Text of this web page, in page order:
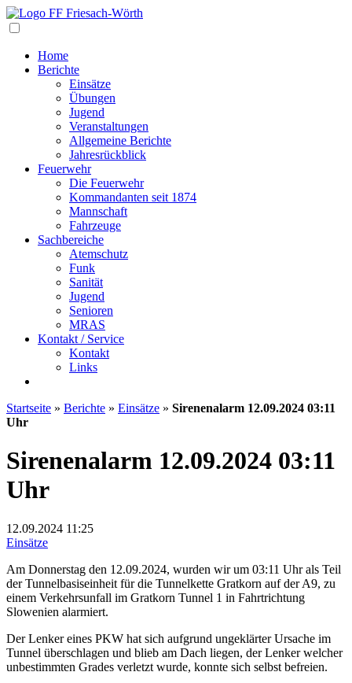
Home
Berichte
Einsätze
Übungen
Jugend
Veranstaltungen
Allgemeine Berichte
Jahresrückblick
Feuerwehr
Die Feuerwehr
Kommandanten seit 1874
Mannschaft
Fahrzeuge
Sachbereiche
Atemschutz
Funk
Sanität
Jugend
Senioren
MRAS
Kontakt / Service
Kontakt
Links
Startseite » Berichte » Einsätze » Sirenenalarm 12.09.2024 03:11
Uhr
Sirenenalarm 12.09.2024 03:11
Uhr
12.09.2024 11:25
Einsätze
Am Donnerstag den 12.09.2024, wurden wir um 03:11 Uhr als Teil
der Tunnelbasiseinheit für die Tunnelkette Gratkorn auf der A9, zu
einem Verkehrsunfall im Gratkorn Tunnel 1 in Fahrtrichtung
Slowenien alarmiert.
Der Lenker eines PKW hat sich aufgrund ungeklärter Ursache im
Tunnel überschlagen und blieb am Dach liegen, der Lenker welcher
unbestimmten Grades verletzt wurde, konnte sich selbst befreien.